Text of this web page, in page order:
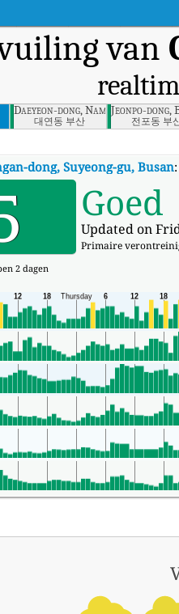
van
Daeyeon-dong, Nam-gu, Busan
대연동 부산
Jeonpo-dong,
전포동 부
dong, Suyeong-gu, Busan:
Goed
Updated on
Primaire
2 dagen